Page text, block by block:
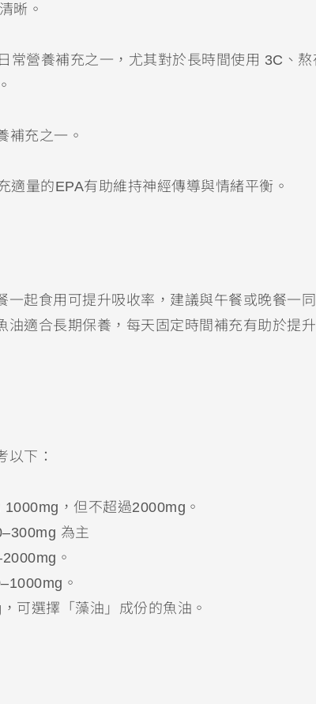
晰。
常營養補充之一，尤其對於長時間使用 3C、熬
補充之一。
量的EPA有助維持神經傳導與情緒平衡。
起食用可提升吸收率，建議與午餐或晚餐一
適合長期保養，每天固定時間補充有助於提
以下：
，但不超過2000mg。
為主
。
。
可選擇「藻油」成份的魚油。